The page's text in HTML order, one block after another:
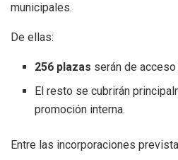
municipales.
De ellas:
256 plazas serán de acceso
El resto se cubrirán
promoción interna.
Entre las incorporaciones